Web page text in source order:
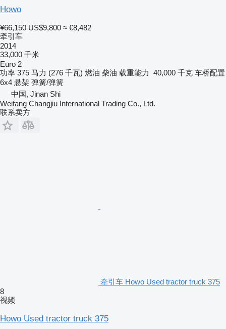
Howo
¥66,150 US$9,800 ≈ €8,482
牵引车
2014
33,000 千米
Euro 2
功率 375 马力 (276 千瓦) 燃油 柴油 载重能力 40,000 千克 车桥配置
6x4 悬架 弹簧/弹簧
中国, Jinan Shi
Weifang Changjiu International Trading Co., Ltd.
联系卖方
牵引车 Howo Used tractor truck 375
8
视频
Howo Used tractor truck 375